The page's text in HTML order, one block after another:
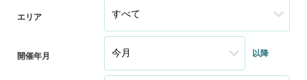
エリア
開催年月 以降